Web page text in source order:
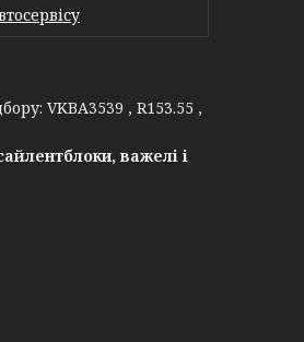
VKBA3539 , R153.55 ,
важелі і